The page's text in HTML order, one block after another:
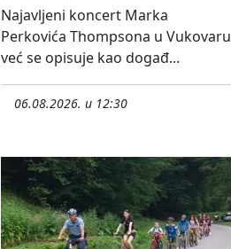
Najavljeni koncert Marka
Perkovića Thompsona u Vukovaru
već se opisuje kao događ...
06.08.2026. u 12:30